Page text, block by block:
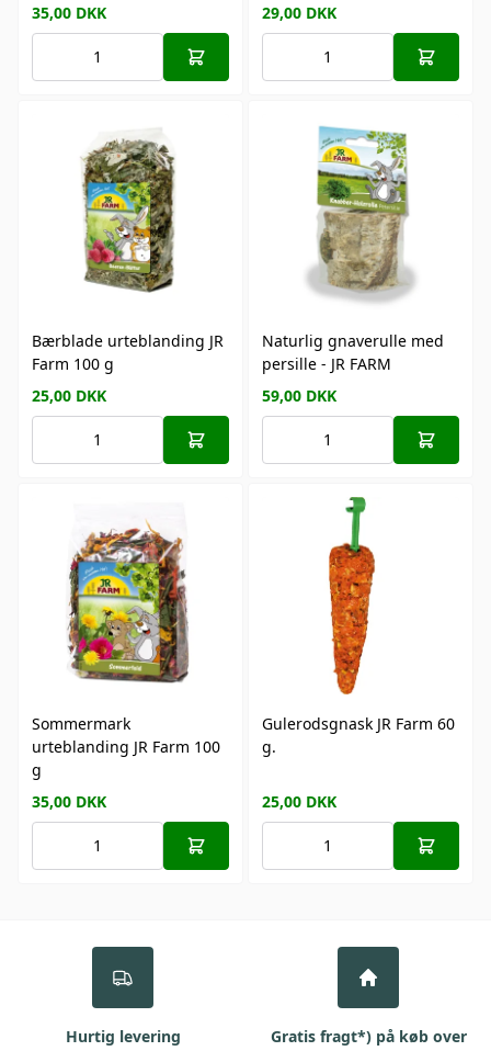
35,00 DKK
29,00 DKK
Bærblade urteblanding JR
Farm 100 g
25,00 DKK
Naturlig gnaverulle med
persille - JR FARM
59,00 DKK
Sommermark
urteblanding JR Farm 100
g
35,00 DKK
Gulerodsgnask JR Farm 60
g.
25,00 DKK
Hurtig levering
Gratis fragt*) på køb over